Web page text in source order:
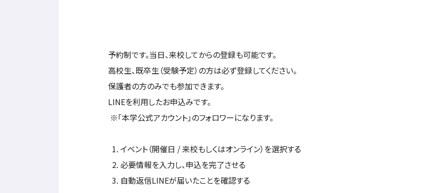
予約制です。当日、来校してからの登録も可能です。
高校生、既卒生（受験予定）の方は必ず登録してください。
保護者の方のみでも参加できます。
LINEを利用したお申込みです。
※「本学公式アカウント」のフォロワーになります。
イベント（開催日 / 来校もしくはオンライン）を選択する
必要情報を入力し、申込を完了させる
自動返信LINEが届いたことを確認する